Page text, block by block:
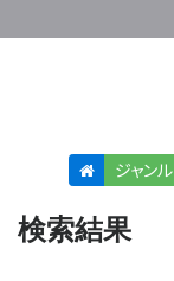
ジャンル
検索結果